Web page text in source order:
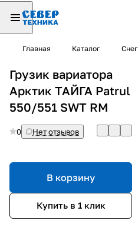
Главная Каталог
Грузик вариатора
Арктик ТАЙГА Patrul
550/551 SWT RM
0 Нет отзывов
В корзину
Купить в 1 клик